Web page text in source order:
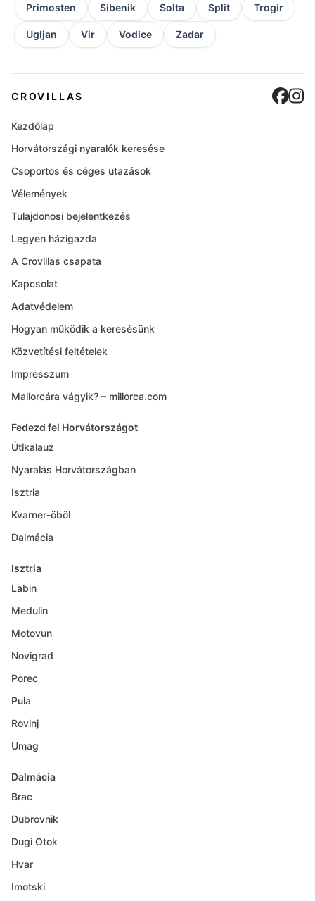
Primosten Sibenik Solta Split Trogir
Ugljan Vir Vodice Zadar
CROVILLAS
Kezdőlap
Horvátországi nyaralók keresése
Csoportos és céges utazások
Vélemények
Tulajdonosi bejelentkezés
Legyen házigazda
A Crovillas csapata
Kapcsolat
Adatvédelem
Hogyan működik a keresésünk
Közvetítési feltételek
Impresszum
Mallorcára vágyik? – millorca.com
Fedezd fel Horvátországot
Útikalauz
Nyaralás Horvátországban
Isztria
Kvarner-öböl
Dalmácia
Isztria
Labin
Medulin
Motovun
Novigrad
Porec
Pula
Rovinj
Umag
Dalmácia
Brac
Dubrovnik
Dugi Otok
Hvar
Imotski